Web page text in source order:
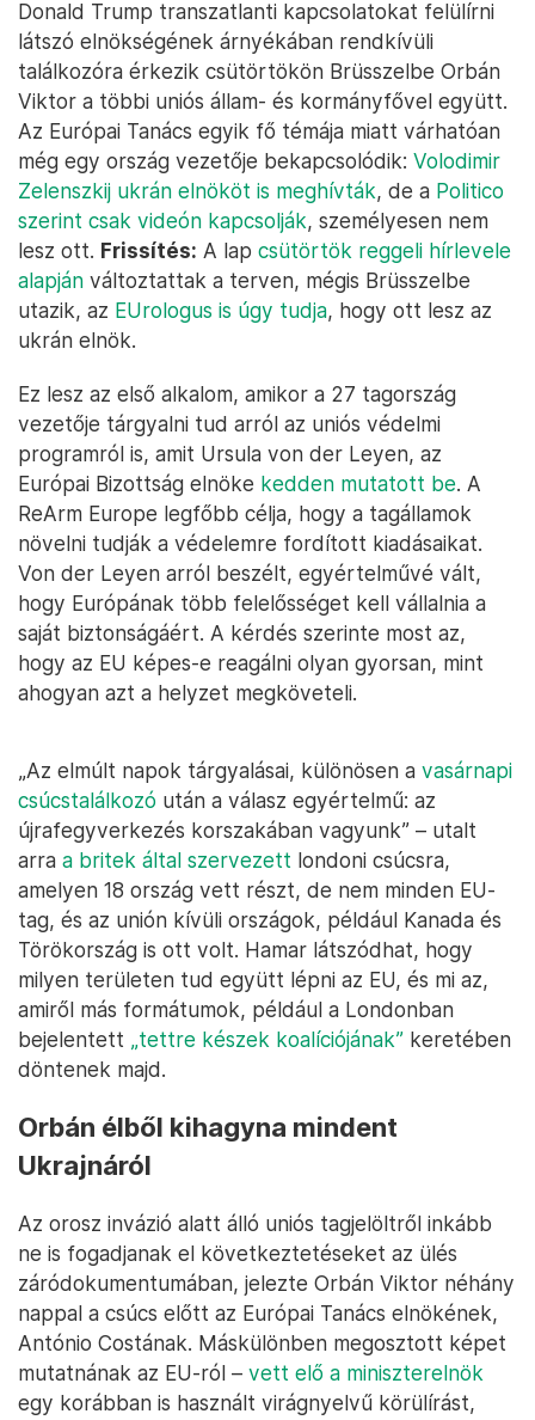
Donald Trump transzatlanti kapcsolatokat felülírni
látszó elnökségének árnyékában rendkívüli
találkozóra érkezik csütörtökön Brüsszelbe Orbán
Viktor a többi uniós állam- és kormányfővel együtt.
Az Európai Tanács egyik fő témája miatt várhatóan
még egy ország vezetője bekapcsolódik: Volodimir
Zelenszkij ukrán elnököt is meghívták, de a Politico
szerint csak videón kapcsolják, személyesen nem
lesz ott. Frissítés: A lap csütörtök reggeli hírlevele
alapján változtattak a terven, mégis Brüsszelbe
utazik, az EUrologus is úgy tudja, hogy ott lesz az
ukrán elnök.
Ez lesz az első alkalom, amikor a 27 tagország
vezetője tárgyalni tud arról az uniós védelmi
programról is, amit Ursula von der Leyen, az
Európai Bizottság elnöke kedden mutatott be. A
ReArm Europe legfőbb célja, hogy a tagállamok
növelni tudják a védelemre fordított kiadásaikat.
Von der Leyen arról beszélt, egyértelművé vált,
hogy Európának több felelősséget kell vállalnia a
saját biztonságáért. A kérdés szerinte most az,
hogy az EU képes-e reagálni olyan gyorsan, mint
ahogyan azt a helyzet megköveteli.
„Az elmúlt napok tárgyalásai, különösen a vasárnapi
csúcstalálkozó után a válasz egyértelmű: az
újrafegyverkezés korszakában vagyunk” – utalt
arra a britek által szervezett londoni csúcsra,
amelyen 18 ország vett részt, de nem minden EU-
tag, és az unión kívüli országok, például Kanada és
Törökország is ott volt. Hamar látszódhat, hogy
milyen területen tud együtt lépni az EU, és mi az,
amiről más formátumok, például a Londonban
bejelentett „tettre készek koalíciójának” keretében
döntenek majd.
Orbán élből kihagyna mindent
Ukrajnáról
Az orosz invázió alatt álló uniós tagjelöltről inkább
ne is fogadjanak el következtetéseket az ülés
záródokumentumában, jelezte Orbán Viktor néhány
nappal a csúcs előtt az Európai Tanács elnökének,
António Costának. Máskülönben megosztott képet
mutatnának az EU-ról – vett elő a miniszterelnök
egy korábban is használt virágnyelvű körülírást,